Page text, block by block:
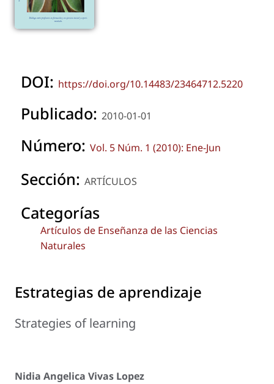
DOI: https://doi.org/10.14483/23464712.5220
Publicado: 2010-01-01
Número: Vol. 5 Núm. 1 (2010): Ene-Jun
Sección: ARTÍCULOS
Categorías
Artículos de Enseñanza de las Ciencias
Naturales
Estrategias de aprendizaje
Strategies of learning
Nidia Angelica Vivas Lopez